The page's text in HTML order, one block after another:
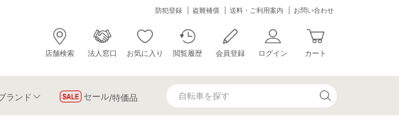
防犯登録 盗難補償 送料・ご利用案内 お問い合わせ
店舗検索 法人窓口 お気に入り 閲覧履歴 会員登録 ログイン カート
ランド セール/特価品